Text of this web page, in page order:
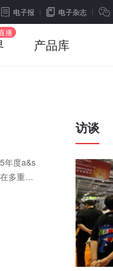
电子报 电子杂志
产品库
年度a&s
多重因
势增
访谈